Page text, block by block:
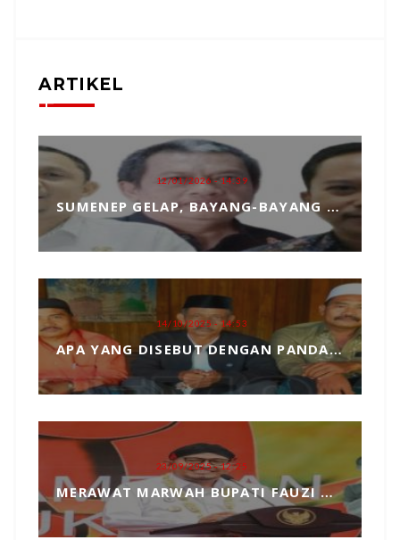
ARTIKEL
12/01/2026 - 14:39
SUMENEP GELAP, BAYANG-BAYANG MATAHARI KEMBAR HANTUI PENGANGKATAN SEKDA
14/10/2025 - 14:53
APA YANG DISEBUT DENGAN PANDANGAN DUNIA, MARI KITA ULAS SECARA SEDERHANA
23/09/2025 - 12:25
MERAWAT MARWAH BUPATI FAUZI DARI TANGAN JAHIL PENYELENGGARA EVENT MCF 2025